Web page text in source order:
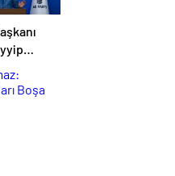
Parti